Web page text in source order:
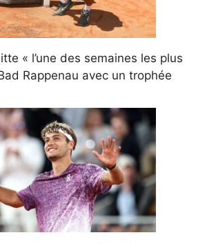
« l’une des semaines les plus
Rappenau avec un trophée